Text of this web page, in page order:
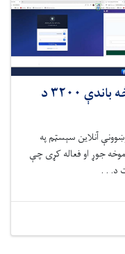
د معاملاتو په آنلاین سېسټم کې څه ‌باندې ۳۲۰۰ د
آنلاین سېسټم په
موخه جوړ او فعاله کړیچې